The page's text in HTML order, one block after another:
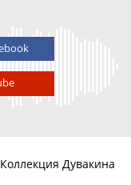
Коллекция Дувакина